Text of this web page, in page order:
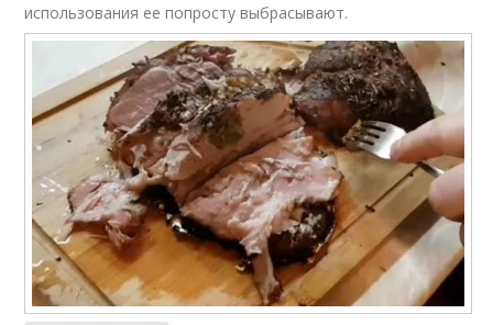
использования ее попросту выбрасывают.